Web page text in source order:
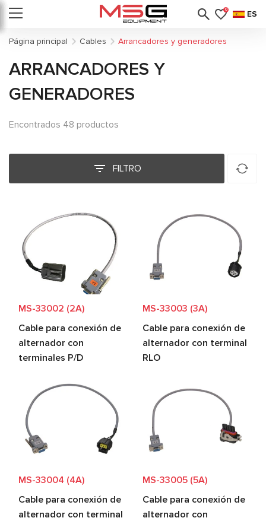
0 ES
Página principal Cables Arrancadores y generadores
ARRANCADORES Y
GENERADORES
Encontrados 48 productos
FILTRO
MS-33002 (2A)
Cable para conexión de
alternador con
terminales P/D
MS-33003 (3A)
Cable para conexión de
alternador con terminal
RLO
MS-33004 (4A)
Cable para conexión de
alternador con terminal
MS-33005 (5A)
Cable para conexión de
alternador con